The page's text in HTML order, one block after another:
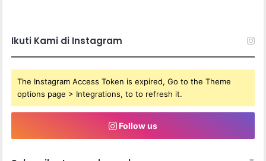
Ikuti Kami di Instagram
The Instagram Access Token is expired, Go to the Theme
options page > Integrations, to to refresh it.
Follow us